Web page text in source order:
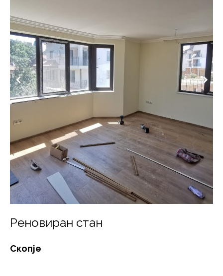
Реновиран стан
Скопје